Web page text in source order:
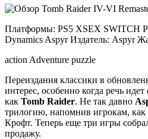
Платформы: PS5 XSEX SWITCH
Dynamics Aspyr Издатель: Aspyr
action Adventure puzzle
Переиздания классики в
интерес, особенно когда речь
как Tomb Raider. Не так давно
трилогию, напомнив игрокам, как
Крофт. Теперь еще три игры
продажу.